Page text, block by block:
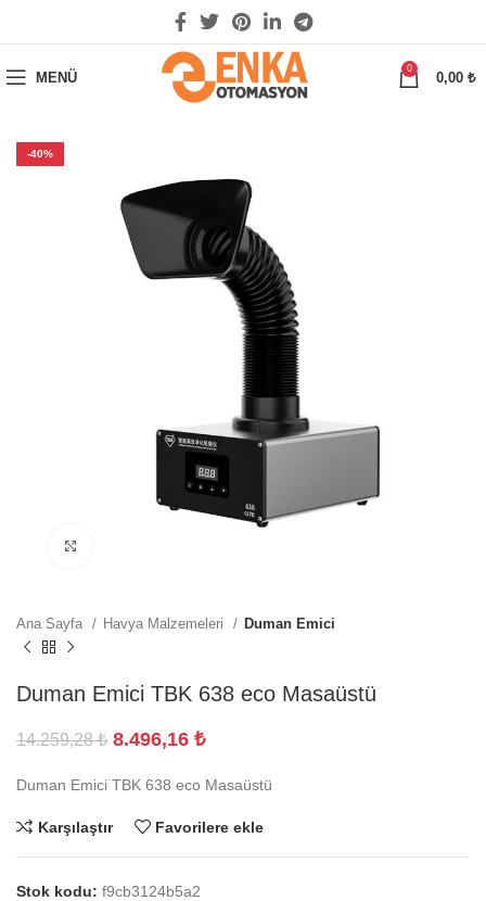
MENÜ
0
0,00 ₺
-40%
Ana Sayfa Havya Malzemeleri Duman Emici
Duman Emici TBK 638 eco Masaüstü
14.259,28₺ 8.496,16 ₺
Duman Emici TBK 638 eco Masaüstü
Karşılaştır Favorilere ekle
Stok kodu: f9cb3124b5a2